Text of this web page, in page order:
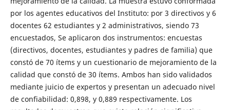
por los agentes educativos del Instituto: por 3 directivos y 6
docentes 62 estudiantes y 2 administrativos, siendo 73
encuestados, Se aplicaron dos instrumentos: encuestas
(directivos, docentes, estudiantes y padres de familia) que
constó de 70 ítems y un cuestionario de mejoramiento de la
calidad que constó de 30 ítems. Ambos han sido validados
mediante juicio de expertos y presentan un adecuado nivel
de confiabilidad: 0,898, y 0,889 respectivamente. Los